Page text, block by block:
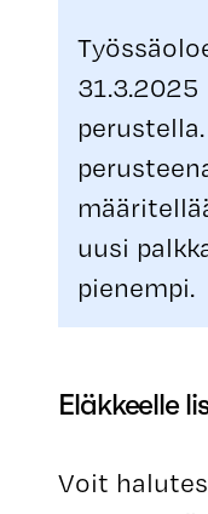
uusi
pienempi.
Eläkkeelle
Voit